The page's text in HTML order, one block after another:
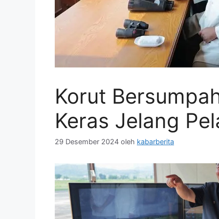
Korut
Keras Jelang
29 Desember 2024 oleh kabarberita